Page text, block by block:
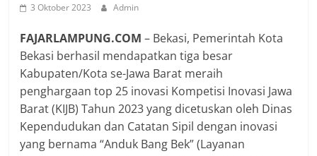
3 Oktober 2023 Admin
FAJARLAMPUNG.COM– Bekasi, Pemerintah Kota
Bekasi berhasil mendapatkan tiga besar
Kabupaten/Kota se-Jawa Barat meraih
penghargaan top 25 inovasi Kompetisi Inovasi Jawa
Barat (KIJB) Tahun 2023 yang dicetuskan oleh Dinas
Kependudukan dan Catatan Sipil dengan inovasi
yang bernama “Anduk Bang Bek” (Layanan